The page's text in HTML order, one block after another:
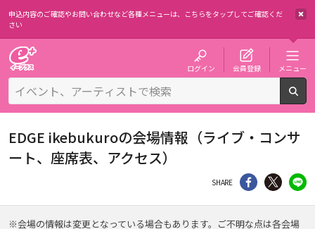
申込内容のご確認やお問い合わせなど各種メニューは、 こちらをタップしてご確認くだ
さい
ログイン 会員登録 メニュー
EDGE ikebukuroの会場情報（ライブ・コンサ
ート、座席表、アクセス）
SHARE シェア Twitter
※会場の情報は変更となっている場合もあります。ご不明な点は各会場